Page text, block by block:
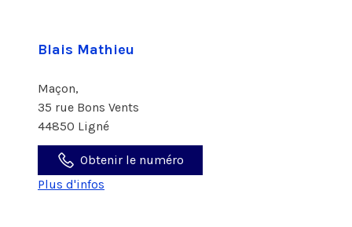
Blais Mathieu
Maçon,
35 rue Bons Vents
44850 Ligné
Obtenir le numéro
Plus d'infos